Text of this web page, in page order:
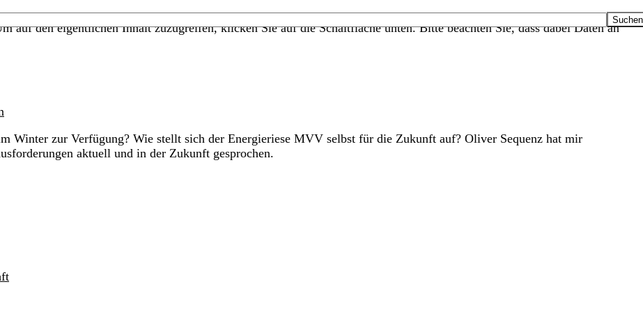
auf den eigentlichen Inhalt zuzugreifen, klicken Sie auf die Schaltfläche unten. Bitte beachten Sie, dass dabei Daten an
Winter zur Verfügung? Wie stellt sich der Energieriese MVV selbst für die Zukunft auf? Oliver Sequenz hat mir
aktuell und in der Zukunft gesprochen.